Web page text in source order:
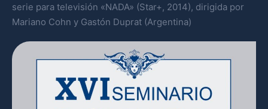
serie para televisión «NADA» (Star+, 2014), dirigida por
Mariano Cohn y Gastón Duprat (Argentina)